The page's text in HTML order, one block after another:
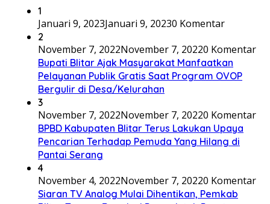
1
Januari 9, 2023Januari 9, 20230 Komentar
2
November 7, 2022November 7, 20220 Komentar
Bupati Blitar Ajak Masyarakat Manfaatkan
Pelayanan Publik Gratis Saat Program OVOP
Bergulir di Desa/Kelurahan
3
November 7, 2022November 7, 20220 Komentar
BPBD Kabupaten Blitar Terus Lakukan Upaya
Pencarian Terhadap Pemuda Yang Hilang di
Pantai Serang
4
November 4, 2022November 7, 20220 Komentar
Siaran TV Analog Mulai Dihentikan, Pemkab